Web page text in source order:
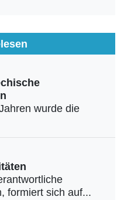
wurde die
formiert sich auf...